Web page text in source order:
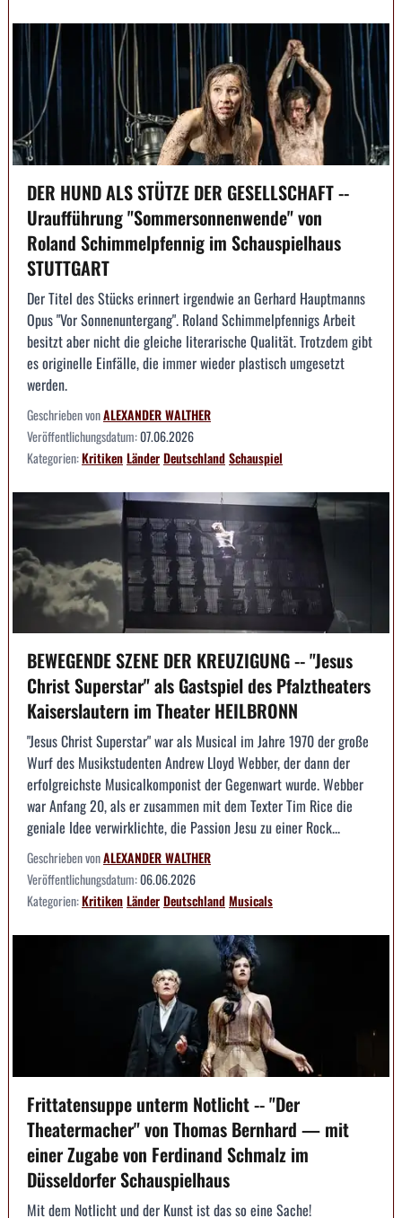
DER HUND ALS STÜTZE DER GESELLSCHAFT --
Uraufführung "Sommersonnenwende" von
Roland Schimmelpfennig im Schauspielhaus
STUTTGART
Der Titel des Stücks erinnert irgendwie an Gerhard Hauptmanns
Opus "Vor Sonnenuntergang". Roland Schimmelpfennigs Arbeit
besitzt aber nicht die gleiche literarische Qualität. Trotzdem gibt
es originelle Einfälle, die immer wieder plastisch umgesetzt
werden.
Geschrieben vonALEXANDER WALTHER
Veröffentlichungsdatum:07.06.2026
Kategorien:KritikenLänderDeutschlandSchauspiel
BEWEGENDE SZENE DER KREUZIGUNG -- "Jesus
Christ Superstar" als Gastspiel des Pfalztheaters
Kaiserslautern im Theater HEILBRONN
"Jesus Christ Superstar" war als Musical im Jahre 1970 der große
Wurf des Musikstudenten Andrew Lloyd Webber, der dann der
erfolgreichste Musicalkomponist der Gegenwart wurde. Webber
war Anfang 20, als er zusammen mit dem Texter Tim Rice die
geniale Idee verwirklichte, die Passion Jesu zu einer Rock...
Geschrieben vonALEXANDER WALTHER
Veröffentlichungsdatum:06.06.2026
Kategorien:KritikenLänderDeutschlandMusicals
Frittatensuppe unterm Notlicht -- "Der
Theatermacher" von Thomas Bernhard — mit
einer Zugabe von Ferdinand Schmalz im
Düsseldorfer Schauspielhaus
Mit dem Notlicht und der Kunst ist das so eine Sache!